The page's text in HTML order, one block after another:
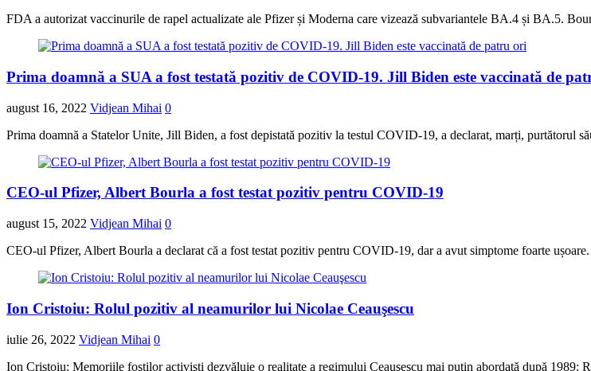
FDA a autorizat vaccinurile de rapel actualizate ale Pfizer și Moderna care vizează subvariantele BA.4 și BA.5.
Prima doamnă a SUA a fost testată pozitiv de COVID-19. Jill Biden este vaccinată de
august 16, 2022 Vidjean Mihai 0
Prima doamnă a Statelor Unite, Jill Biden, a fost depistată pozitiv la testul COVID-19, a declarat, marți, purtătorul
CEO-ul Pfizer, Albert Bourla a fost testat pozitiv pentru COVID-19
august 15, 2022 Vidjean Mihai 0
CEO-ul Pfizer, Albert Bourla a declarat că a fost testat pozitiv pentru COVID-19, dar a avut simptome foarte
Ion Cristoiu: Rolul pozitiv al neamurilor lui Nicolae Ceauşescu
iulie 26, 2022 Vidjean Mihai 0
Ion Cristoiu: Memoriile foştilor activişti dezvăluie o realitate a regimului Ceauşescu mai puţin abordată după 1989: